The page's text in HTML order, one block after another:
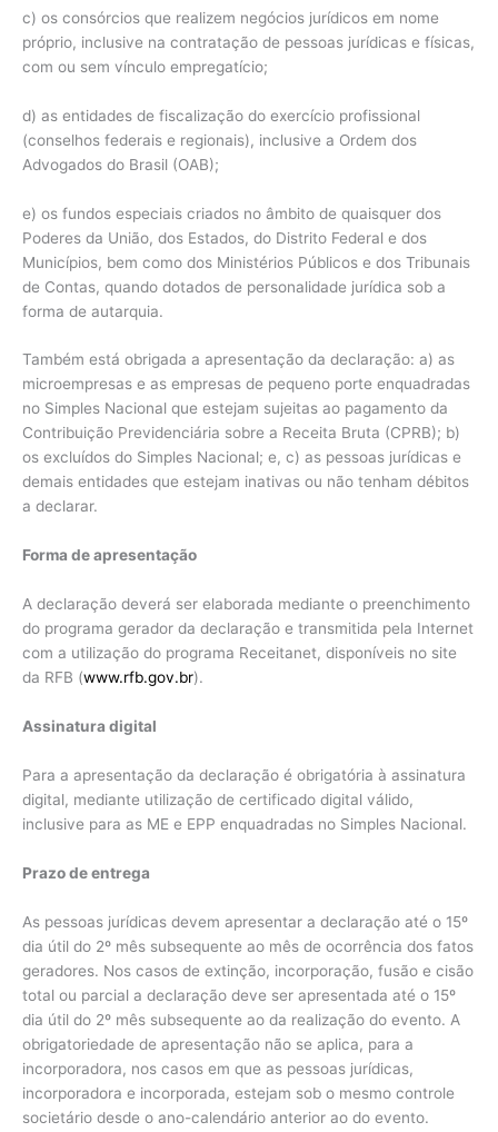
c) os consórcios que realizem negócios jurídicos em nome
próprio, inclusive na contratação de pessoas jurídicas e físicas,
com ou sem vínculo empregatício;
d) as entidades de fiscalização do exercício profissional
(conselhos federais e regionais), inclusive a Ordem dos
Advogados do Brasil (OAB);
e) os fundos especiais criados no âmbito de quaisquer dos
Poderes da União, dos Estados, do Distrito Federal e dos
Municípios, bem como dos Ministérios Públicos e dos Tribunais
de Contas, quando dotados de personalidade jurídica sob a
forma de autarquia.
Também está obrigada a apresentação da declaração: a) as
microempresas e as empresas de pequeno porte enquadradas
no Simples Nacional que estejam sujeitas ao pagamento da
Contribuição Previdenciária sobre a Receita Bruta (CPRB); b)
os excluídos do Simples Nacional; e, c) as pessoas jurídicas e
demais entidades que estejam inativas ou não tenham débitos
a declarar.
Forma de apresentação
A declaração deverá ser elaborada mediante o preenchimento
do programa gerador da declaração e transmitida pela Internet
com a utilização do programa Receitanet, disponíveis no site
da RFB (www.rfb.gov.br).
Assinatura digital
Para a apresentação da declaração é obrigatória à assinatura
digital, mediante utilização de certificado digital válido,
inclusive para as ME e EPP enquadradas no Simples Nacional.
Prazo de entrega
As pessoas jurídicas devem apresentar a declaração até o 15º
dia útil do 2º mês subsequente ao mês de ocorrência dos fatos
geradores. Nos casos de extinção, incorporação, fusão e cisão
total ou parcial a declaração deve ser apresentada até o 15º
dia útil do 2º mês subsequente ao da realização do evento. A
obrigatoriedade de apresentação não se aplica, para a
incorporadora, nos casos em que as pessoas jurídicas,
incorporadora e incorporada, estejam sob o mesmo controle
societário desde o ano-calendário anterior ao do evento.